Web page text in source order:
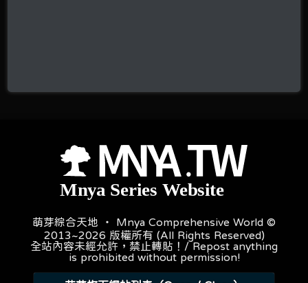
萌芽綜合天地 ‧ Mnya Comprehensive World ©
2013~2026 版權所有 (All Rights Reserved)
全站內容未經允許，禁止轉貼！/ Repost anything
is prohibited without permission!